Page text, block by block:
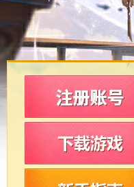
网易游戏
游戏爱好者
我的足迹： 新飞飞